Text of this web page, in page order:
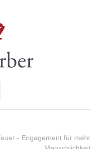
- Engagement für mehr